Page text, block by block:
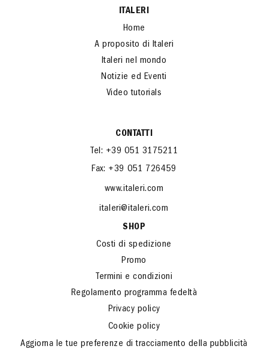
ITALERI
Home
A proposito di Italeri
Italeri nel mondo
Notizie ed Eventi
Video tutorials
CONTATTI
Tel: +39 051 3175211
Fax: +39 051 726459
www.italeri.com
italeri@italeri.com
SHOP
Costi di spedizione
Promo
Termini e condizioni
Regolamento programma fedeltà
Privacy policy
Cookie policy
Aggiorna le tue preferenze di tracciamento della pubblicità